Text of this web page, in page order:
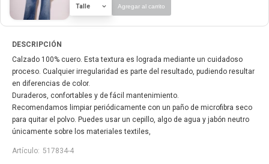
Talle Agregar al carrito
DESCRIPCIÓN
Calzado 100% cuero. Esta textura es lograda mediante un cuidadoso
proceso. Cualquier irregularidad es parte del resultado, pudiendo resultar
en diferencias de color.
Duraderos, confortables y de fácil mantenimiento.
Recomendamos limpiar periódicamente con un paño de microfibra seco
para quitar el polvo. Puedes usar un cepillo, algo de agua y jabón neutro
únicamente sobre los materiales textiles,
517834-4